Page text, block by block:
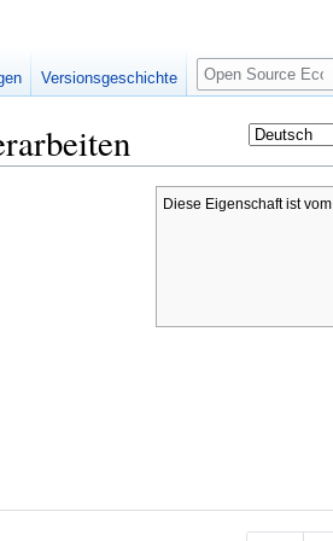
Diese Eigenschaft ist vom
Versionsgeschichte
Suche